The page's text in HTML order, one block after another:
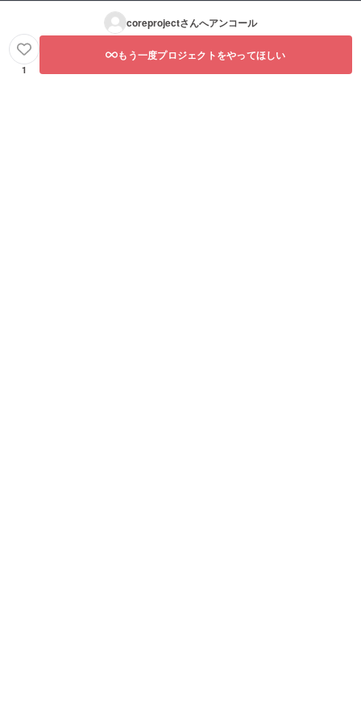
coreprojectさんへアンコール
1
もう一度プロジェクトをやってほしい